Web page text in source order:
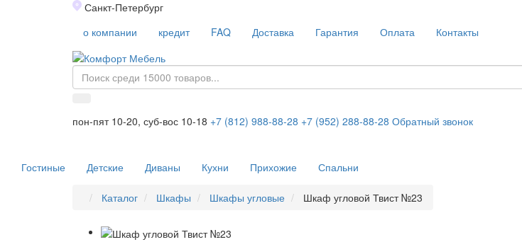
Санкт-Петербург
о компании
кредит FAQ Доставка Гарантия Оплата Контакты
пон-пят 10-20, суб-вос 10-18 +7 (812) 988-88-28 +7 (952) 288-88-28 Обратный звонок
Гостиные Детские Диваны Кухни Прихожие Спальни
Каталог Шкафы Шкафы угловые Шкаф угловой Твист №23